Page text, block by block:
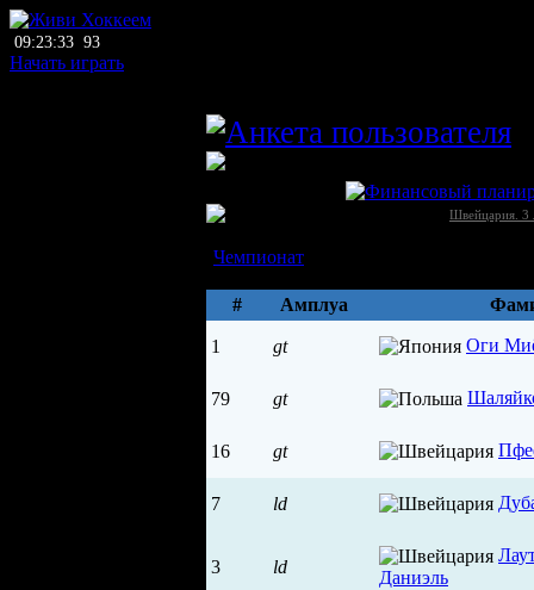
09:23:33 93
Начать играть
Швейцария. 3
Чемпионат
#
Амплуа
1 gt Оги
79 gt
16 gt
7 ld
3 ld
Даниэль